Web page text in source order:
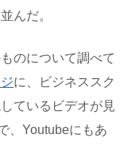
んだ。
のについて調べて
に、ビジネススク
ているビデオが見
、Youtubeにもあ